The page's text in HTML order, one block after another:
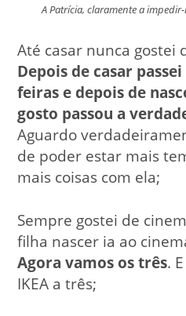
A Patrícia, claramente a
Até casar nunca gostei
Depois de casar
feiras e depois de
gosto passou a
Aguardo
de poder estar mais
mais coisas com ela;
Sempre gostei de
filha nascer ia ao
Agora vamos os três.
IKEA a três;